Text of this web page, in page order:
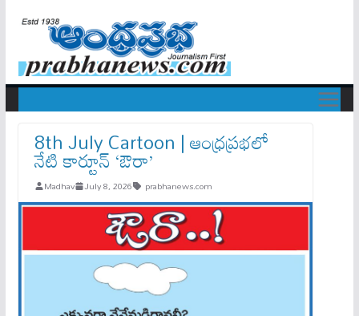
8th July Cartoon | ఆంధ్రప్రభలో
నేటి కార్టూన్ ‘ఔరా’
Madhav July 8, 2026 prabhanews.com